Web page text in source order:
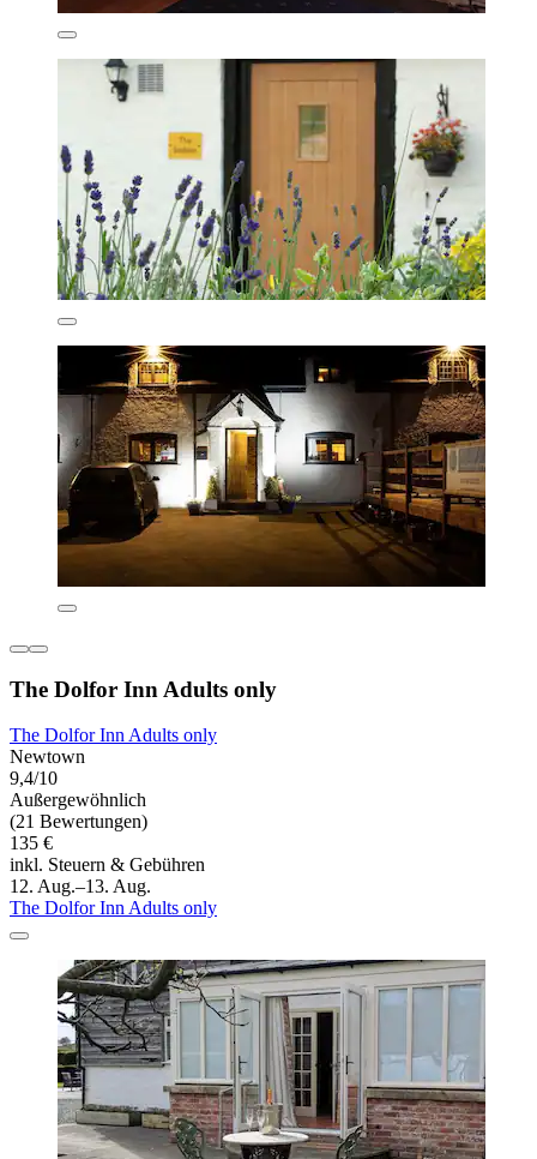
The Dolfor Inn Adults only
The Dolfor Inn Adults only
Newtown
9,4/10
Außergewöhnlich
(21 Bewertungen)
135 €
inkl. Steuern & Gebühren
12. Aug.–13. Aug.
The Dolfor Inn Adults only